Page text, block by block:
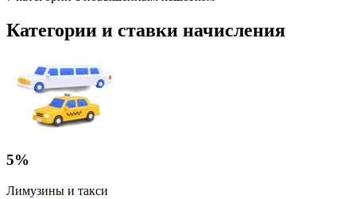
Категории и ставки начисления
5%
Лимузины и такси